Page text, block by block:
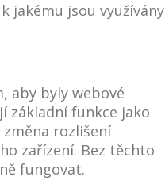
jakému jsou využívány
aby byly webové
základní funkce jako
rozlišení
zařízení. Bez těchto
fungovat.